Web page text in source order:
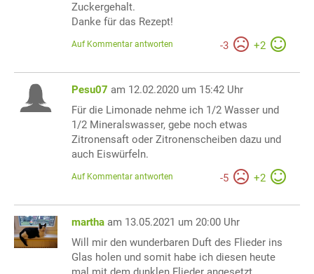
Zuckergehalt.
Danke für das Rezept!
-3 +2
Auf Kommentar antworten
Pesu07 am 12.02.2020 um 15:42 Uhr
Für die Limonade nehme ich 1/2 Wasser und
1/2 Mineralswasser, gebe noch etwas
Zitronensaft oder Zitronenscheiben dazu und
auch Eiswürfeln.
-5 +2
Auf Kommentar antworten
martha am 13.05.2021 um 20:00 Uhr
Will mir den wunderbaren Duft des Flieder ins
Glas holen und somit habe ich diesen heute